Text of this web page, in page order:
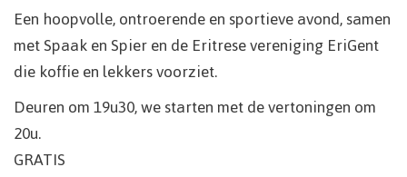
Een hoopvolle, ontroerende en sportieve avond, samen
met Spaak en Spier en de Eritrese vereniging EriGent
die koffie en lekkers voorziet.
Deuren om 19u30, we starten met de vertoningen om
20u.
GRATIS